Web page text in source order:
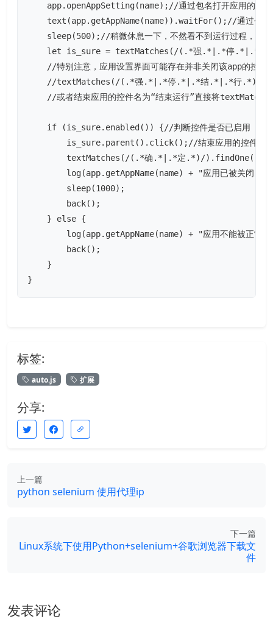
app.openAppSetting(name);//通过包名打开应用的详情
text(app.getAppName(name)).waitFor();//通过包名获取
sleep(500);//稍微休息一下，不然看不到运行过程，自己
let is_sure = textMatches(/(.*强.*|.*停.*|.*结.*)/
//特别注意，应用设置界面可能存在并非关闭该app的控件
//textMatches(/(.*强.*|.*停.*|.*结.*|.*行.*)/)改
//或者结束应用的控件名为“结束运行”直接将
if (is_sure.enabled()) {//判断控件是否已启用（想要
is_sure.parent().click();//结束应用的控件如果无法点击
textMatches(/(.*确.*|.*定.*)/
log(app.getAppName(name) + "应用已被关闭");
sleep(1000);
back();
} else {
log(app.getAppName(name) + "应用不能被正常关
back();
}
}
标签:
auto.js 扩展
分享:
上一篇
python selenium 使用代理ip
下一篇
Linux系统下使用Python+selenium+谷歌浏览器下载文
件
发表评论